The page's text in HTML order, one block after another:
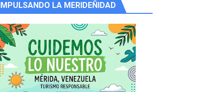
IMPULSANDO LA MERIDEÑIDAD